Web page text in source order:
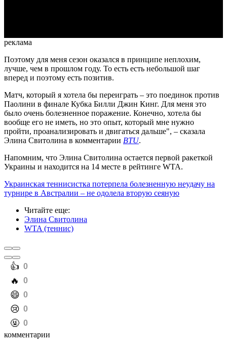
реклама
Поэтому для меня сезон оказался в принципе неплохим,
лучше, чем в прошлом году. То есть есть небольшой шаг
вперед и поэтому есть позитив.
Матч, который я хотела бы переиграть – это поединок против
Паолини в финале Кубка Билли Джин Кинг. Для меня это
было очень болезненное поражение. Конечно, хотела бы
вообще его не иметь, но это опыт, который мне нужно
пройти, проанализировать и двигаться дальше", – сказала
Элина Свитолина в комментарии BTU.
Напомним, что Элина Свитолина остается первой ракеткой
Украины и находится на 14 месте в рейтинге WTA.
Украинская теннисистка потерпела болезненную неудачу на
турнире в Австралии – не одолела вторую сеяную
Читайте еще:
Элина Свитолина
WTA (теннис)
️👍 0
️🔥 0
️😄 0
️😢 0
️🤬 0
комментарии